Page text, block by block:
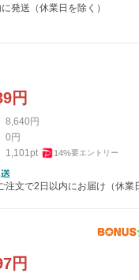
発送（休業日を除く）
円
8,640 円
0 円
1,101pt 14%要エントリー
注文で2日以内にお届け（休業
円